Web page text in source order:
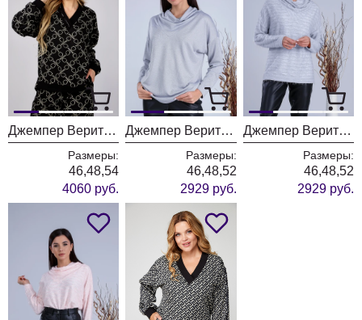
Джемпер Верита 2280.1
Размеры:
46,48,54
4060 руб.
Джемпер Верита 2260 серый с серебром
Размеры:
46,48,52
2929 руб.
Джемпер Верита 2260 серый
Размеры:
46,48,52
2929 руб.